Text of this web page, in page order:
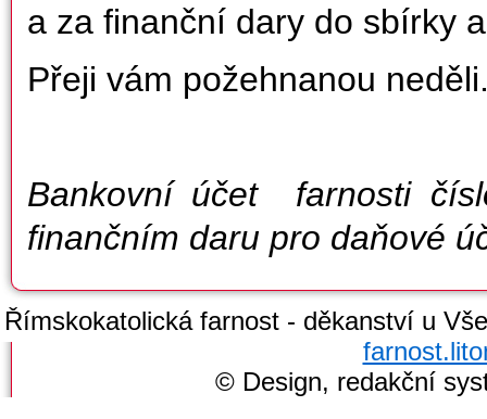
a za finanční dary do sbírky
Přeji vám požehnanou
Bankovní účet farnosti
finančním daru pro daňové
Římskokatolická farnost - děkanství u
© Design, redakční